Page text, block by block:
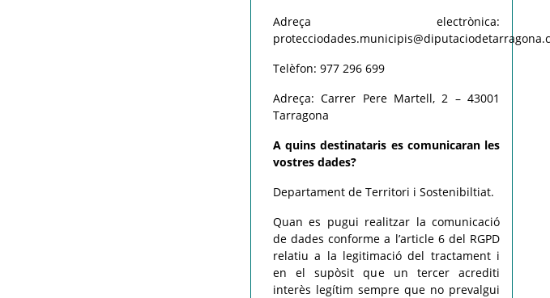
Adreça electrònica:
Telèfon: 977 296 699
Adreça: Carrer Pere Martell, 2 – 43001
Tarragona
A quins destinataris es comunicaran les
vostres dades?
Departament de Territori i Sostenibiltiat.
Quan es pugui realitzar la comunicació
de dades conforme a l’article 6 del RGPD
relatiu a la legitimació del tractament i
en el supòsit que un tercer acrediti
interès legítim sempre que no prevalgui